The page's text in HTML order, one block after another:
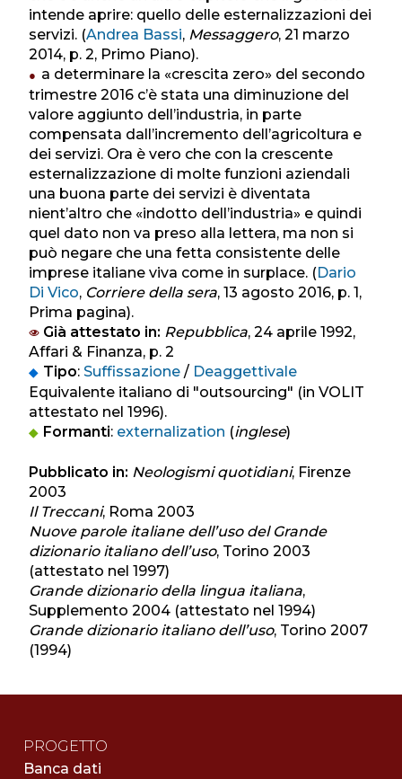
intende aprire: quello delle esternalizzazioni dei
servizi. (Andrea Bassi, Messaggero, 21 marzo
2014, p. 2, Primo Piano).
a determinare la «crescita zero» del secondo
trimestre 2016 c’è stata una diminuzione del
valore aggiunto dell’industria, in parte
compensata dall’incremento dell’agricoltura e
dei servizi. Ora è vero che con la crescente
esternalizzazione di molte funzioni aziendali
una buona parte dei servizi è diventata
nient’altro che «indotto dell’industria» e quindi
quel dato non va preso alla lettera, ma non si
può negare che una fetta consistente delle
imprese italiane viva come in surplace. (Dario
Di Vico, Corriere della sera, 13 agosto 2016, p. 1,
Prima pagina).
Già attestato in: Repubblica, 24 aprile 1992,
Affari & Finanza, p. 2
Tipo:Suffissazione / Deaggettivale
Equivalente italiano di "outsourcing" (in VOLIT
attestato nel 1996).
Formanti: externalization (inglese)
Pubblicato in: Neologismi quotidiani, Firenze
2003
Il Treccani, Roma 2003
Nuove parole italiane dell’uso del Grande
dizionario italiano dell’uso, Torino 2003
(attestato nel 1997)
Grande dizionario della lingua italiana,
Supplemento 2004 (attestato nel 1994)
Grande dizionario italiano dell’uso, Torino 2007
(1994)
PROGETTO
Banca dati